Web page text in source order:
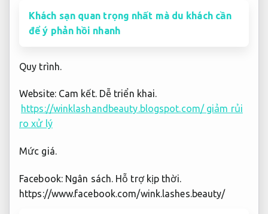
Khách sạn quan trọng nhất mà du khách cần
để ý phản hồi nhanh
Quy trình.
Website: Cam kết. Dễ triển khai.
https://winklashandbeauty.blogspot.com/ giảm rủi
ro xử lý
Mức giá.
Facebook: Ngân sách. Hỗ trợ kịp thời.
https://www.facebook.com/wink.lashes.beauty/